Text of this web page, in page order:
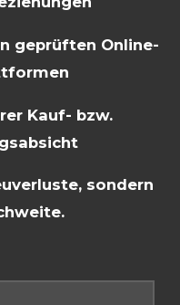
geprüften Online-
Kauf- bzw.
sondern